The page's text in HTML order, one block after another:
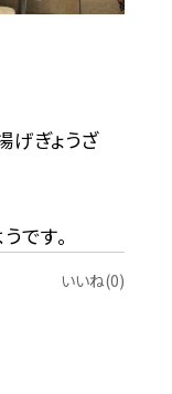
ぎょうざ
です。
いいね(0)